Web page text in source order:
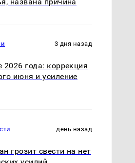
3 дня назад
2026 года: коррекция
июня и усиление
день назад
грозит свести на нет